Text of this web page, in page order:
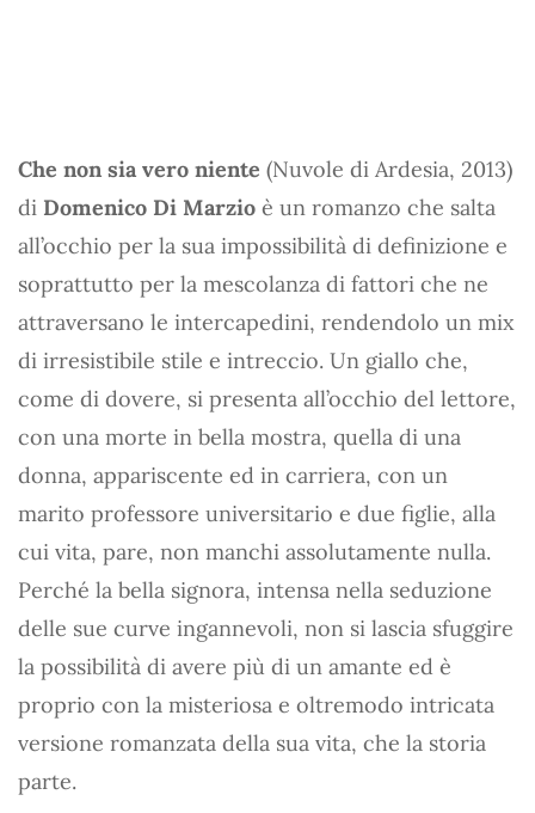
Che non sia vero niente (Nuvole di Ardesia, 2013)
di Domenico Di Marzio è un romanzo che salta
all’occhio per la sua impossibilità di definizione e
soprattutto per la mescolanza di fattori che ne
attraversano le intercapedini, rendendolo un mix
di irresistibile stile e intreccio. Un giallo che,
come di dovere, si presenta all’occhio del lettore,
con una morte in bella mostra, quella di una
donna, appariscente ed in carriera, con un
marito professore universitario e due figlie, alla
cui vita, pare, non manchi assolutamente nulla.
Perché la bella signora, intensa nella seduzione
delle sue curve ingannevoli, non si lascia sfuggire
la possibilità di avere più di un amante ed è
proprio con la misteriosa e oltremodo intricata
versione romanzata della sua vita, che la storia
parte.